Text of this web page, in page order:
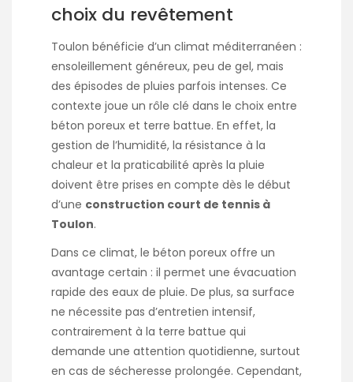
choix du revêtement
Toulon bénéficie d’un climat méditerranéen :
ensoleillement généreux, peu de gel, mais
des épisodes de pluies parfois intenses. Ce
contexte joue un rôle clé dans le choix entre
béton poreux et terre battue. En effet, la
gestion de l’humidité, la résistance à la
chaleur et la praticabilité après la pluie
doivent être prises en compte dès le début
d’une construction court de tennis à
Toulon.
Dans ce climat, le béton poreux offre un
avantage certain : il permet une évacuation
rapide des eaux de pluie. De plus, sa surface
ne nécessite pas d’entretien intensif,
contrairement à la terre battue qui
demande une attention quotidienne, surtout
en cas de sécheresse prolongée. Cependant,